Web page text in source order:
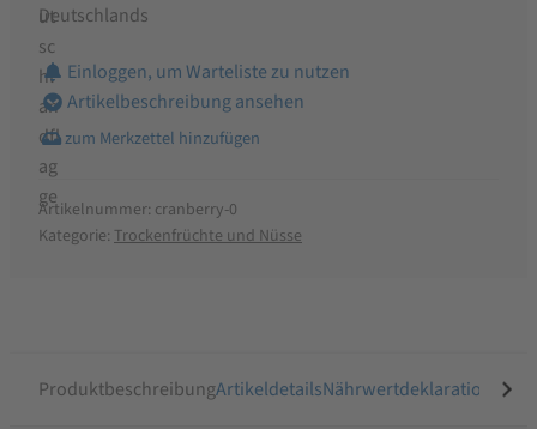
Deutschlands
Einloggen, um Warteliste zu nutzen
Artikelbeschreibung ansehen
Artikelnummer: cranberry-0
Kategorie: Trockenfrüchte und Nüsse
ProduktbeschreibungArtikeldetailsNährwertdeklaration